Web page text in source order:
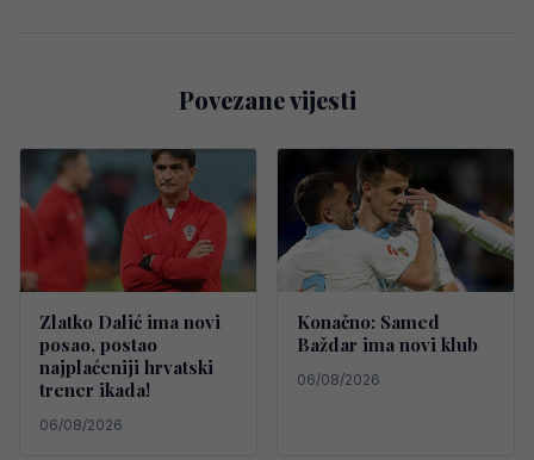
Povezane vijesti
Zlatko Dalić ima novi
posao, postao
najplaćeniji hrvatski
trener ikada!
06/08/2026
Konačno: Samed
Baždar ima novi klub
06/08/2026